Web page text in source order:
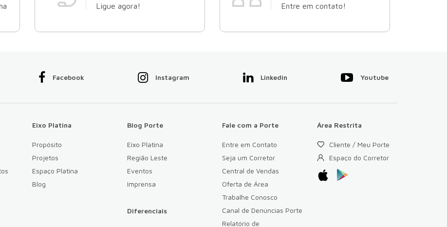
Ligue agora! Entre em contato!
Facebook Instagram Linkedin Youtube
Eixo Platina
Propósito
Projetos
Espaço Platina
Blog
Blog Porte
Eixo Platina
Região Leste
Eventos
Imprensa
Diferenciais
Fale com a Porte
Entre em Contato
Seja um Corretor
Central de Vendas
Oferta de Área
Trabalhe Conosco
Canal de Denúncias Porte
Relatório de
Área Restrita
Cliente / Meu Porte
Espaço do Corretor